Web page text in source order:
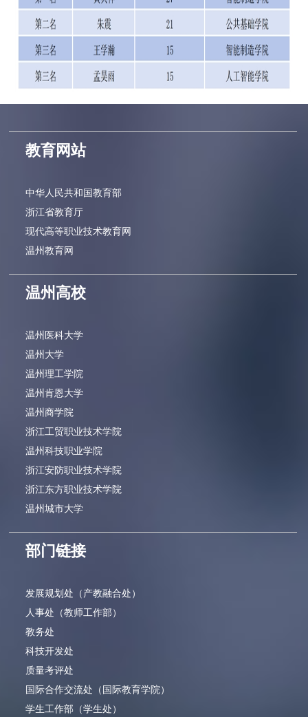
教育网站
中华人民共和国教育部
浙江省教育厅
现代高等职业技术教育网
温州教育网
温州高校
温州医科大学
温州大学
温州理工学院
温州肯恩大学
温州商学院
浙江工贸职业技术学院
温州科技职业学院
浙江安防职业技术学院
浙江东方职业技术学院
温州城市大学
部门链接
发展规划处（产教融合处）
人事处（教师工作部）
教务处
科技开发处
质量考评处
国际合作交流处（国际教育学院）
学生工作部（学生处）